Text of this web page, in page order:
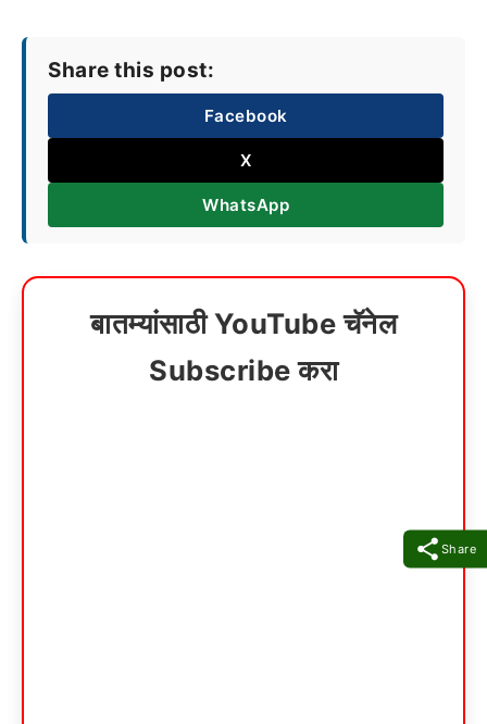
Share
Share this post:
Facebook
X
WhatsApp
बातम्यांसाठी YouTube चॅनेल
Subscribe करा